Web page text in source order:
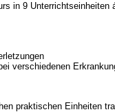
in 9 Unterrichtseinheiten
verschiedenen
praktischen Einheiten